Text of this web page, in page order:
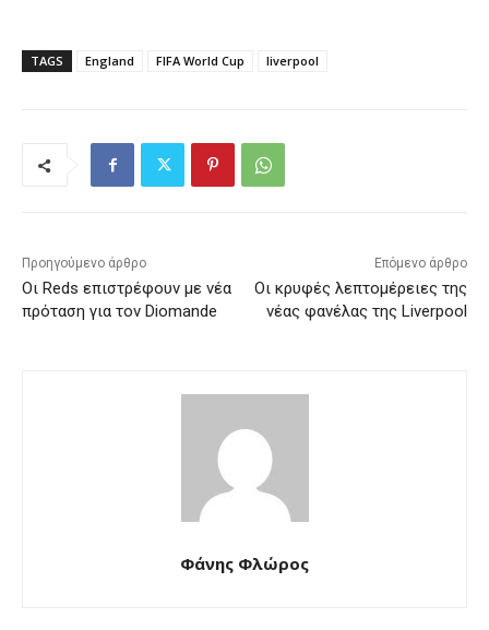
TAGS England FIFA World Cup liverpool
Προηγούμενο άρθρο
Οι Reds επιστρέφουν με νέα
πρόταση για τον Diomande
Επόμενο άρθρο
Οι κρυφές λεπτομέρειες της
νέας φανέλας της Liverpool
Φάνης Φλώρος